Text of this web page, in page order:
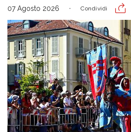
07 Agosto 2026 Condividi